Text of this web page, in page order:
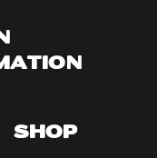
SHOP